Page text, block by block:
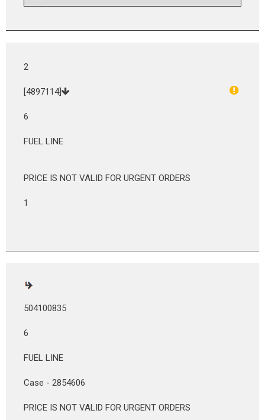
2
[4897114]
6
FUEL LINE
PRICE IS NOT VALID FOR URGENT ORDERS
1
504100835
6
FUEL LINE
Case - 2854606
PRICE IS NOT VALID FOR URGENT ORDERS